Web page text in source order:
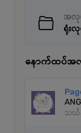
အလု
ရုံးလု
နောက်ထပ်အလ
သင်္ဃ